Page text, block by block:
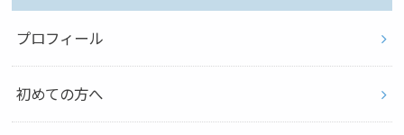
プロフィール
初めての方へ